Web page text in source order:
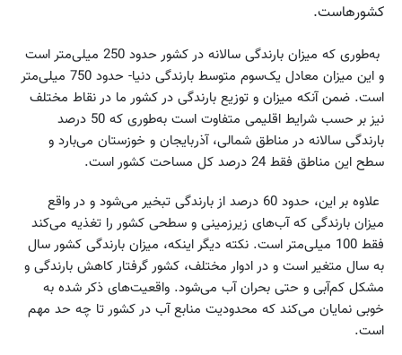
کشورهاست.
به‌طوری که میزان بارندگی سالانه در کشور حدود 250 میلی‌متر است
و این میزان معادل یک‌سوم متوسط بارندگی دنیا- حدود 750 میلی‌متر
است. ضمن آنکه میزان و توزیع بارندگی در کشور ما در نقاط مختلف
نیز بر حسب شرایط اقلیمی متفاوت است به‌طوری که 50 درصد
بارندگی سالانه در مناطق شمالی، آذربایجان و خوزستان می‌بارد و
سطح این مناطق فقط 24 درصد کل مساحت کشور است.
علاوه بر این، حدود 60 درصد از بارندگی تبخیر می‌شود و در واقع
میزان بارندگی که آب‌های زیرزمینی و سطحی کشور را تغذیه می‌کند
فقط 100 میلی‌متر است. نکته دیگر اینکه، میزان بارندگی کشور سال
به سال متغیر است و در ادوار مختلف، کشور گرفتار کاهش بارندگی و
مشکل کم‌آبی و حتی بحران آب می‌شود. واقعیت‌های ذکر شده به
خوبی نمایان می‌کند که محدودیت منابع آب در کشور تا چه حد مهم
است.